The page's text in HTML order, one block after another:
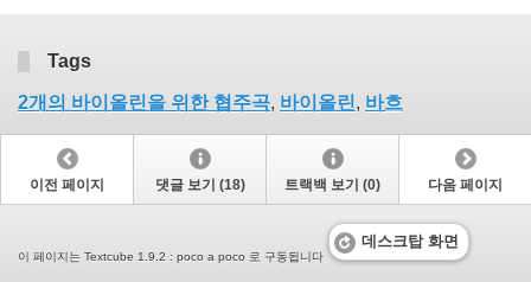
Tags
2개의 바이올린을 위한 협주곡, 바이올린, 바흐
이전 페이지 댓글 보기 (18) 트랙백 보기 (0) 다음 페이지
이 페이지는 Textcube 1.9.2 : poco a poco 로 구동됩니다
데스크탑 화면